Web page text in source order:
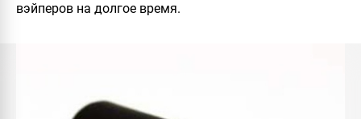
вэйперов на долгое время.